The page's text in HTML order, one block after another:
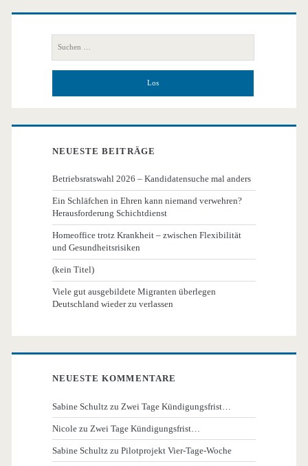
Primäre
Seitenleiste
nach:
NEUESTE BEITRÄGE
Betriebsratswahl 2026 – Kandidatensuche mal anders
Ein Schläfchen in Ehren kann niemand verwehren?
Herausforderung Schichtdienst
Homeoffice trotz Krankheit – zwischen Flexibilität
und Gesundheitsrisiken
(kein Titel)
Viele gut ausgebildete Migranten überlegen
Deutschland wieder zu verlassen
NEUESTE KOMMENTARE
Sabine Schultz zu Zwei Tage Kündigungsfrist…
Nicole zu Zwei Tage Kündigungsfrist…
Sabine Schultz zuPilotprojekt Vier-Tage-Woche